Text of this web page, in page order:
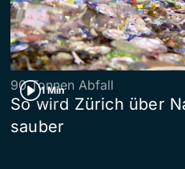
1 Min
90 Tonnen Abfall
So wird Zürich über
sauber